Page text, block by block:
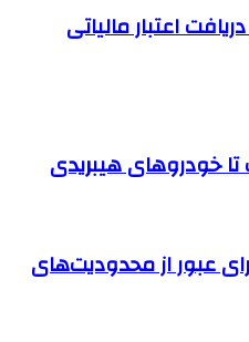
اعتبار مالیاتی
خودروهای هیبریدی
عبور از محدودیت‌های